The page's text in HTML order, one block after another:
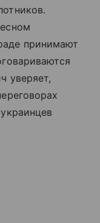
принимают
уверяет,